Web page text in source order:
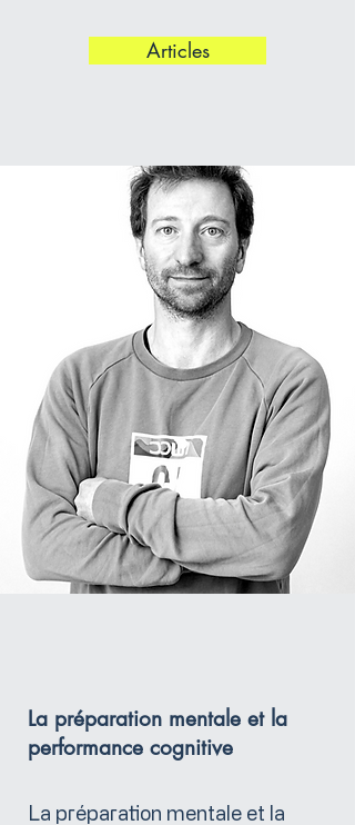
Articles
La préparation mentale et la
performance cognitive
La préparation mentale et la